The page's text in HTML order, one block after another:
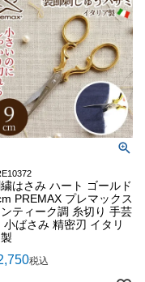
はさみ ハート ゴールド
PREMAX プレマックス
ティーク調 糸切り 手芸
小ばさみ 精密刃 イタリ
税込